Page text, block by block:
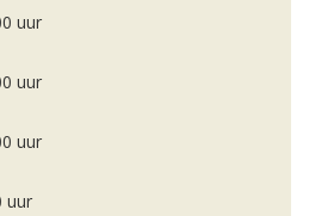
uur
uur
uur
uur